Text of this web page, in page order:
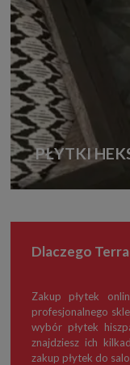
PŁYTKI
Dlaczego
Zakup płytek
profesjonalnego
wybór płytek
znajdziesz ich
zakup płytek do